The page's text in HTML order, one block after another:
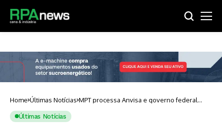
Home Últimas Notícias MPT processa Anvisa e governo federal
para tentar proibir uso do glifosato no Brasil
Últimas Notícias